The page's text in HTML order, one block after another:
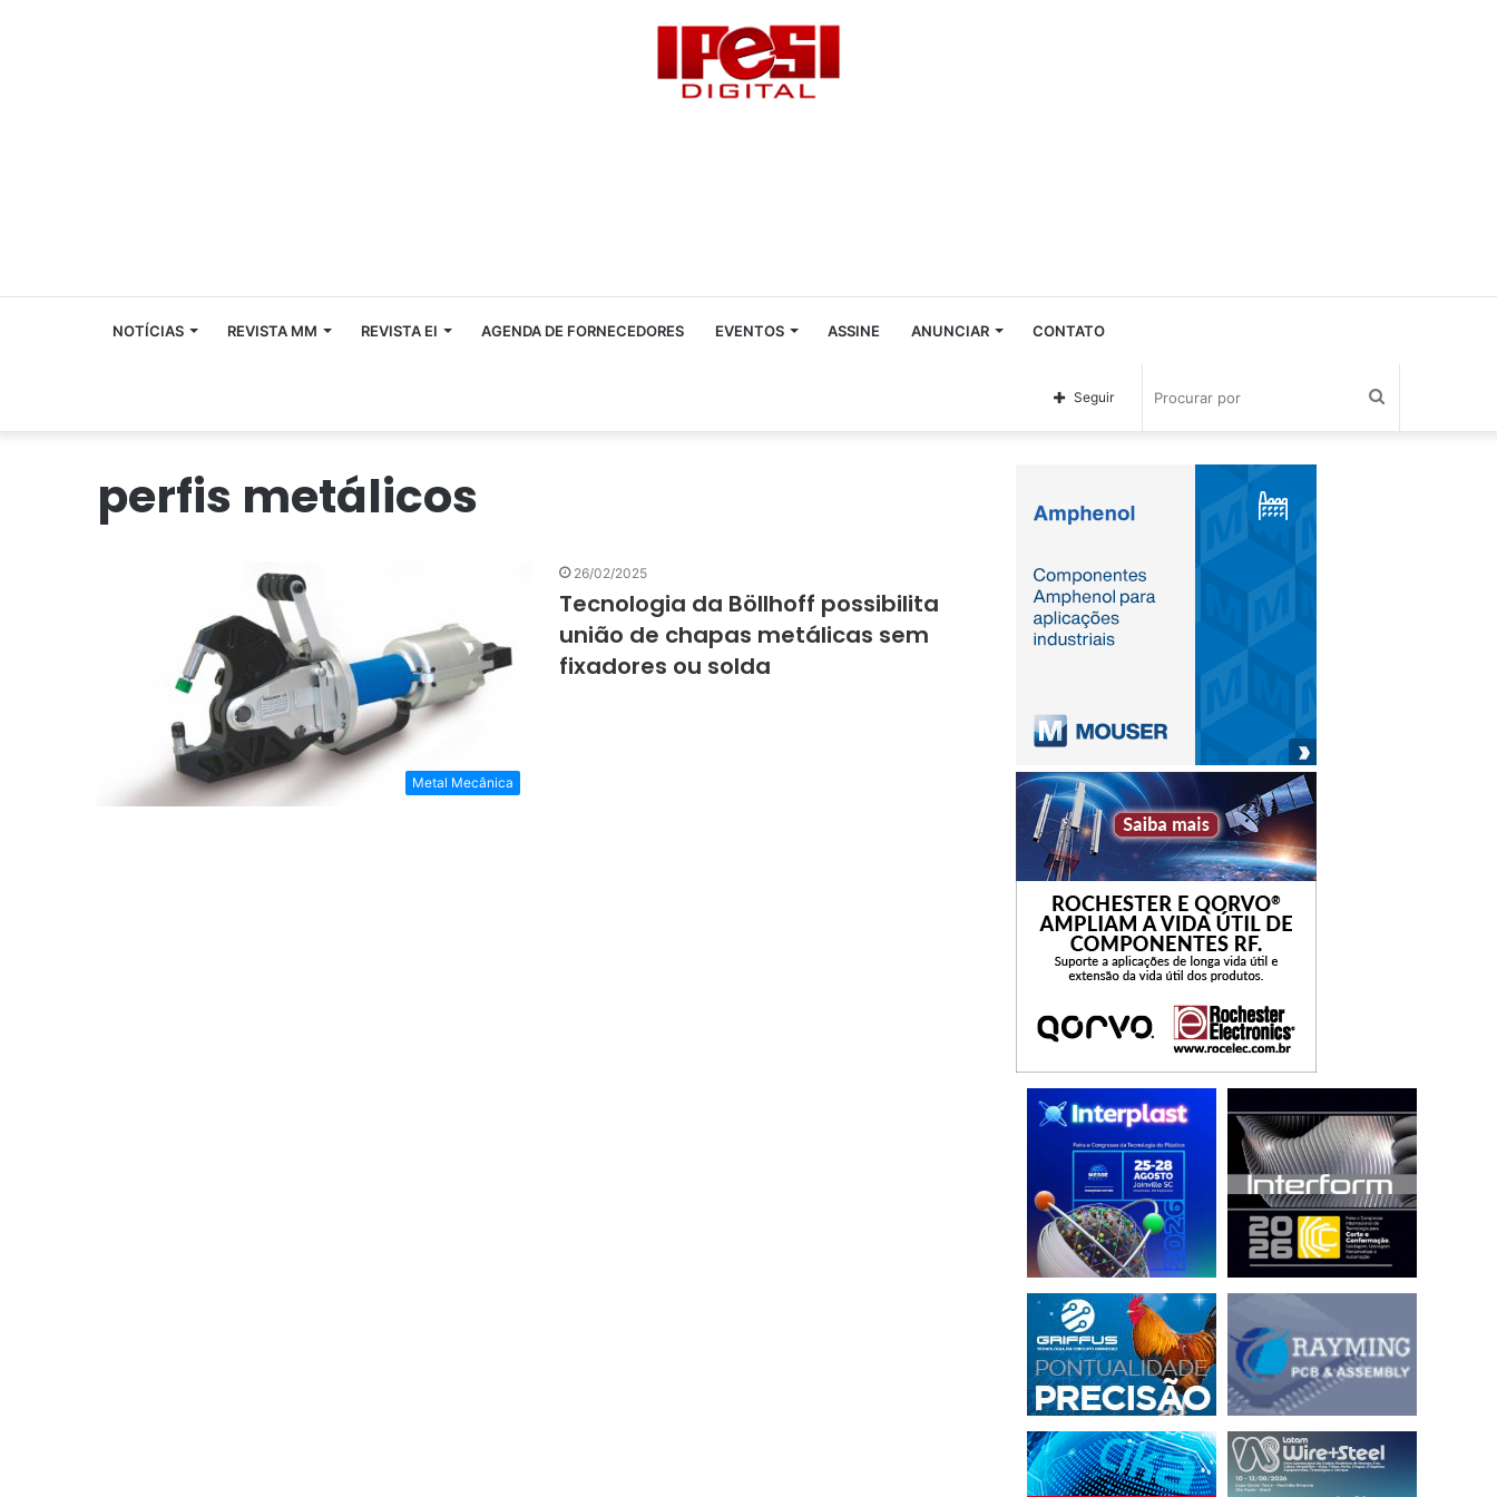
NOTÍCIAS REVISTA MM REVISTA EI AGENDA DE FORNECEDORES EVENTOS ASSINE ANUNCIAR CONTATO
Seguir
perfis metálicos
Metal Mecânica
26/02/2025
Tecnologia da Böllhoff possibilita
união de chapas metálicas sem
fixadores ou solda